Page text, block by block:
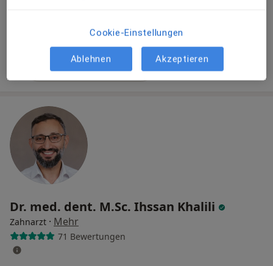
Terminanfrage senden
Dr. med. dent. M.Sc. Ihssan Khalili
Zahnarzt · Mehr
71 Bewertungen
Cookie-Einstellungen
Ablehnen Akzeptieren